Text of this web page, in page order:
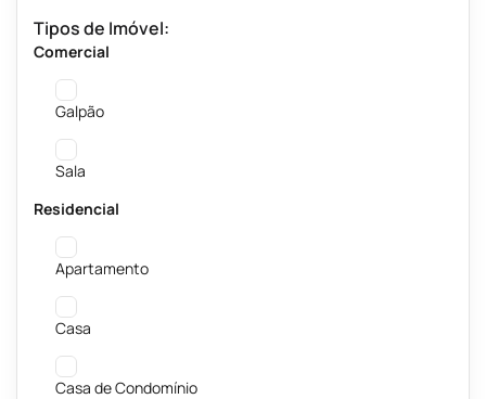
Tipos de Imóvel:
Comercial
Galpão
Sala
Residencial
Apartamento
Casa
Casa de Condomínio